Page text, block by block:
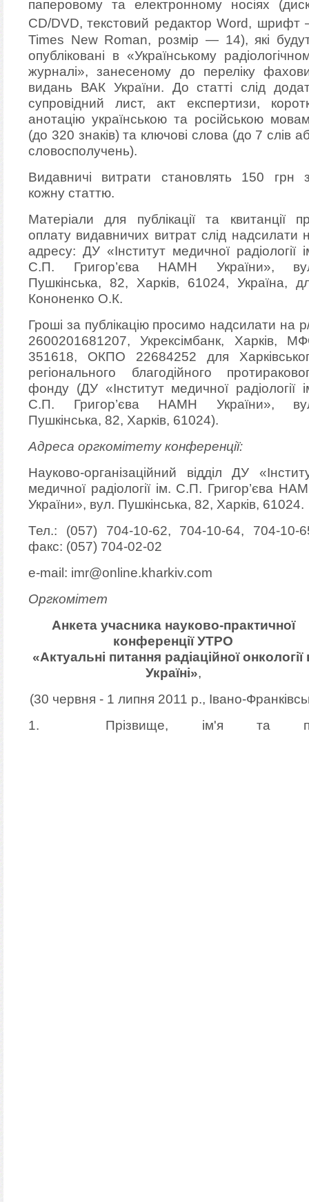
паперовому та електронному носіях
CD/DVD, текстовий редактор Word, шрифт
Times New Roman, розмір — 14), які
опубліковані в «Українському
журналі», занесеному до переліку
видань ВАК України. До статті слід
супровідний лист, акт експертизи,
анотацію українською та російською
(до 320 знаків) та ключові слова (до 7 слів
словосполучень).
Видавничі витрати становлять 150 грн
кожну статтю.
Матеріали для публікації та квитанції
оплату видавничих витрат слід надсилати
адресу: ДУ «Інститут медичної радіології
С.П. Григор’єва НАМН України»,
Пушкінська, 82, Харків, 61024, Україна,
Кононенко О.К.
Гроші за публікацію просимо надсилати на
2600201681207, Укрексімбанк, Харків,
351618, ОКПО 22684252 для
регіонального благодійного
фонду (ДУ «Інститут медичної радіології
С.П. Григор’єва НАМН України»,
Пушкінська, 82, Харків, 61024).
Адреса оргкомітету конференції:
Науково-організаційний відділ ДУ
медичної радіології ім. С.П. Григор’єва
України», вул. Пушкінська, 82, Харків, 61024.
Тел.: (057) 704-10-62, 704-10-64, 704-10-
факс: (057) 704-02-02
e-mail: imr@online.kharkiv.com
Оргкомітет
Анкета учасника науково-практичної
конференції УТРО
«Актуальні питання радіаційної онкології
Україні»,
(30 червня - 1 липня 2011 р., Івано-
1. Прізвище, ім'я та